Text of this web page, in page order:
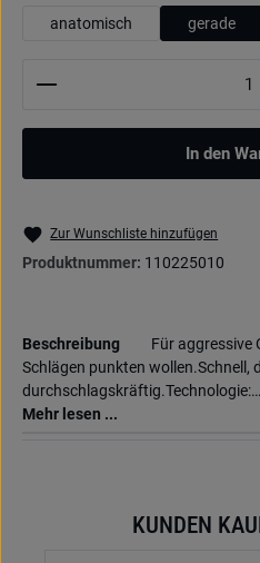
anatomisch gerade
Produkt Anzahl: Gib den
In den
Zur Wunschliste hinzufügen
Produktnummer: 110225010
Beschreibung
Für aggressive
Schlägen punkten wollen.Schnell,
durchschlagskräftig.Technologie:…
Mehr lesen ...
Produktgalerie überspringen
KUNDEN